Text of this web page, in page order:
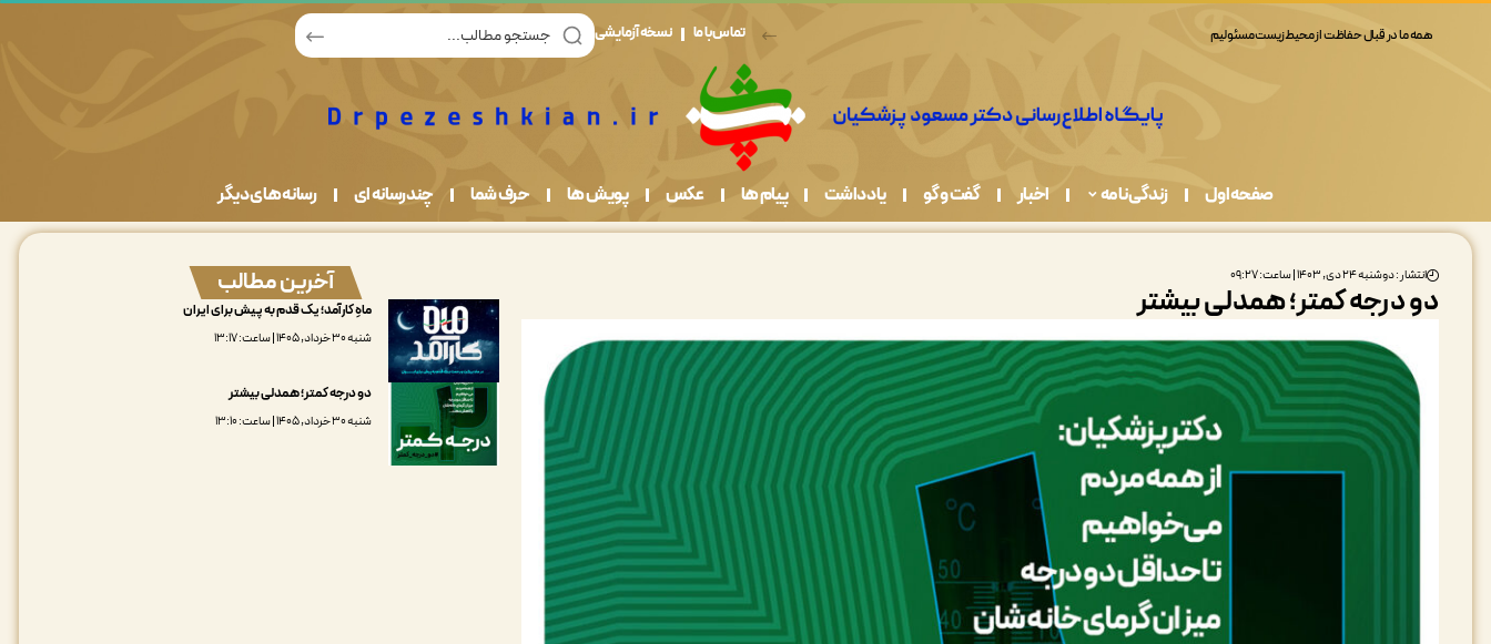
همه ما در قبال حفاظت از محیط زیست مسئولیم تماس با ما نسخه آزمایشی
صفحه اول زندگی نامه اخبار گفت و گو یادداشت پیام ها عکس پویش ها حرف شما چندرسانه ای رسانه های دیگر
انتشار : دوشنبه ۲۴ دی, ۱۴۰۳ | ساعت: ۰۹:۲۷
دو درجه کمتر؛ همدلی بیشتر آخرین مطالب
ماهِ کارآمد؛ یک قدم به پیش برای ایران
شنبه ۳۰ خرداد, ۱۴۰۵ | ساعت: ۱۳:۱۷
دو درجه کمتر؛ همدلی بیشتر
شنبه ۳۰ خرداد, ۱۴۰۵ | ساعت: ۱۳:۱۰